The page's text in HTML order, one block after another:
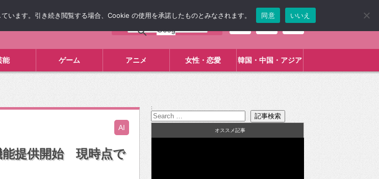
能 ゲーム アニメ 女性・恋愛 韓国・中国・アジア
AI
能提供開始 現時点で
:
オススメ記事
ます。引き続き閲覧する場合、Cookie の使用を承諾したものとみなされます。 同意 いいえ